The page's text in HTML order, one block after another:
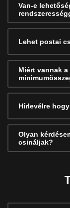
Van-e
Lehet postai
Miért vannak
Hírlevélre
Olyan
csináljak?